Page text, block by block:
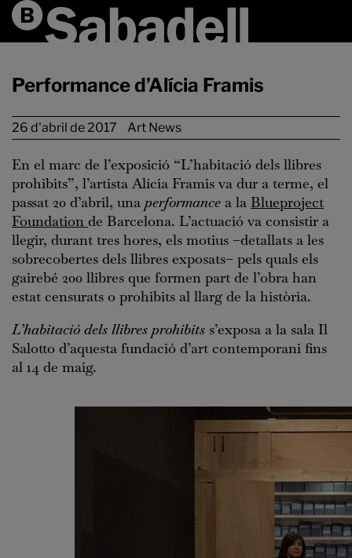
Performance d’Alícia Framis
26 d'abril de 2017 Art News
En el marc de l’exposició “L’habitació dels llibres
prohibits”, l’artista Alícia Framis va dur a terme, el
passat 20 d’abril, una performance a la Blueproject
Foundation de Barcelona. L’actuació va consistir a
llegir, durant tres hores, els motius –detallats a les
sobrecobertes dels llibres exposats– pels quals els
gairebé 200 llibres que formen part de l’obra han
estat censurats o prohibits al llarg de la història.
L’habitació dels llibres prohibits s’exposa a la sala Il
Salotto d’aquesta fundació d’art contemporani fins
al 14 de maig.